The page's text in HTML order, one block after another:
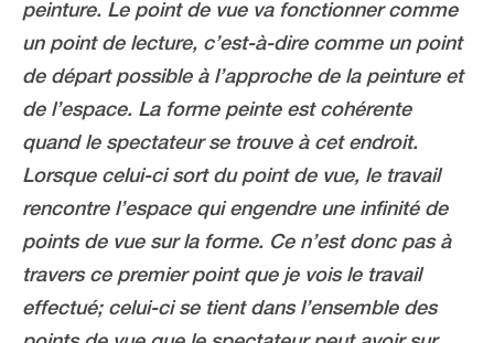
peinture. Le point de vue va fonctionner comme
un point de lecture, c’est-à-dire comme un point
de départ possible à l’approche de la peinture et
de l’espace. La forme peinte est cohérente
quand le spectateur se trouve à cet endroit.
Lorsque celui-ci sort du point de vue, le travail
rencontre l’espace qui engendre une infinité de
points de vue sur la forme. Ce n’est donc pas à
travers ce premier point que je vois le travail
effectué; celui-ci se tient dans l’ensemble des